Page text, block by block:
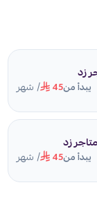
زد
يبدأ من45 / شهر
زد
يبدأ من45 / شهر